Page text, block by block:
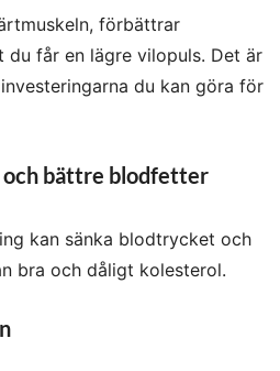
förbättrar
får en lägre vilopuls. Det är
du kan göra för
bättre blodfetter
kan sänka blodtrycket och
bra och dåligt kolesterol.